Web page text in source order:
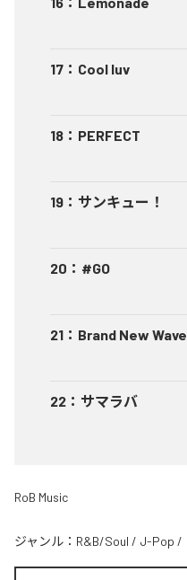
17 ： Cool luv
18 ： PERFECT
19 ： サンキュー！
20 ： #GO
21 ： Brand New Wave
22 ： サマラバ
RoB Music
ジャンル： R&B/Soul / J-Pop /